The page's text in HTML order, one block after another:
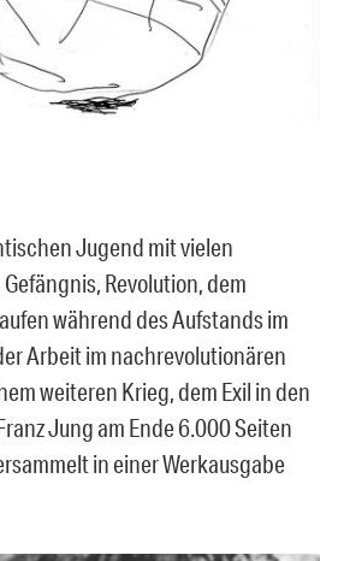
Jugend mit vielen
Revolution, dem
während des Aufstands im
Arbeit im nachrevolutionären
weiteren Krieg, dem Exil in den
Jung am Ende 6.000 Seiten
in einer Werkausgabe